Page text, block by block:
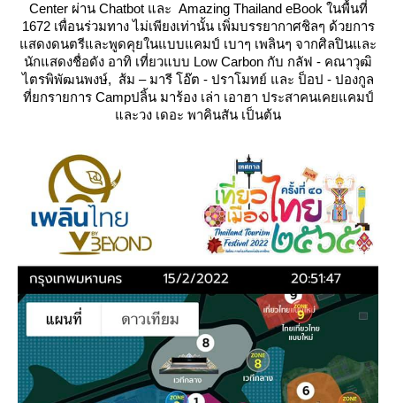
Center ผ่าน Chatbot และ Amazing Thailand eBook ในพื้นที่
1672 เพื่อนร่วมทาง ไม่เพียงเท่านั้น เพิ่มบรรยากาศชิลๆ ด้วยการ
สดงดนตรีและพูดคุยในแบบแคมป์ เบาๆ เพลินๆ จากศิลปินและ
นักแสดงชื่อดัง อาทิ เที่ยวแบบ Low Carbon กับ กลัฟ - คณาวุฒิ
ไตรพิพัฒนพงษ์, ส้ม – มารี โอ๊ต - ปราโมทย์ และ ป็อป - ปองกูล
ที่ยกรายการ Campปลิ้น มาร้อง เล่า เอาฮา ประสาคนเคยแคมป์
ละวง เดอะ พาคินสัน เป็นต้น